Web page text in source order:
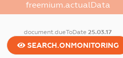
freemium.actualData
document.dueToDate25.03.17
SEARCH.ONMONITORING